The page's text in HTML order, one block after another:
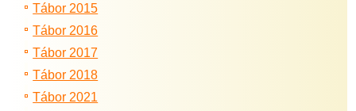
Tábor 2015
Tábor 2016
Tábor 2017
Tábor 2018
Tábor 2021